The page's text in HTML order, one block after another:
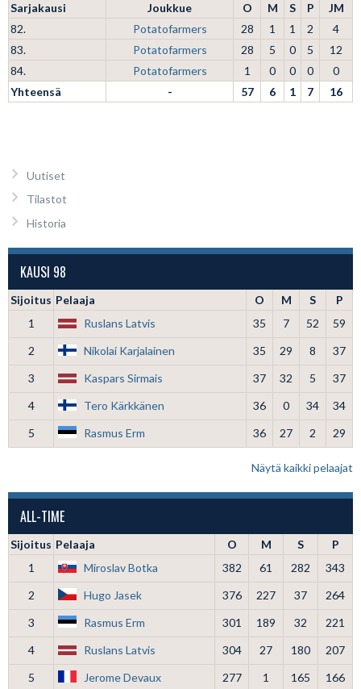
Sarjakausi Joukkue O M S P
JM
82.
Potatofarmers 28 1 1 2
4
83.
Potatofarmers 28 5 0 5
12
84.
Potatofarmers 1 0 0 0
0
Yhteensä
- 57 6 1 7 16
Uutiset
Tilastot
Historia
KAUSI 98
Sijoitus Pelaaja O M S
P
1
Ruslans Latvis 35 7 52
59
2
Nikolai Karjalainen 35 29 8
37
3
Kaspars Sirmais 37 32 5
37
4
Tero Kärkkänen 36 0 34
34
5
Rasmus Erm 36 27 2 29
Näytä kaikki pelaajat
ALL-TIME
Sijoitus Pelaaja O M S
P
1
Miroslav Botka 382 61 282
343
2
Hugo Jasek 376 227 37
264
3
Rasmus Erm 301 189 32
221
4
Ruslans Latvis 304 27 180
207
5
Jerome Devaux 277 1 165 166